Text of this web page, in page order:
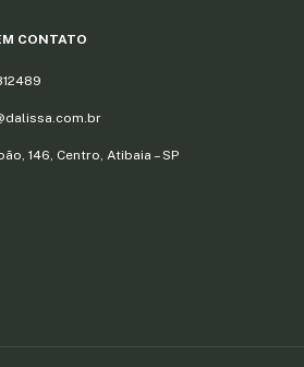
CONTATO
146, Centro, Atibaia – SP